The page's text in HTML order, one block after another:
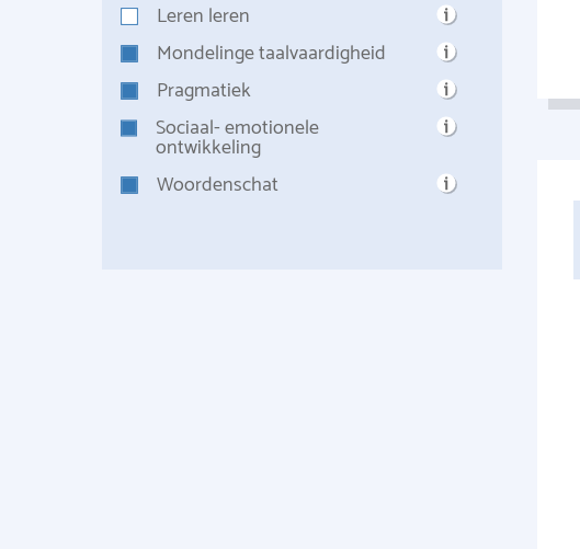
Leren leren
Mondelinge taalvaardigheid
Pragmatiek
Sociaal- emotionele
ontwikkeling
Woordenschat